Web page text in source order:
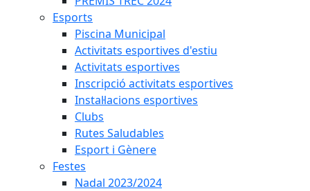
Esports
Piscina Municipal
Activitats esportives d'estiu
Activitats esportives
Inscripció activitats esportives
Instal·lacions esportives
Clubs
Rutes Saludables
Esport i Gènere
Festes
Nadal 2023/2024